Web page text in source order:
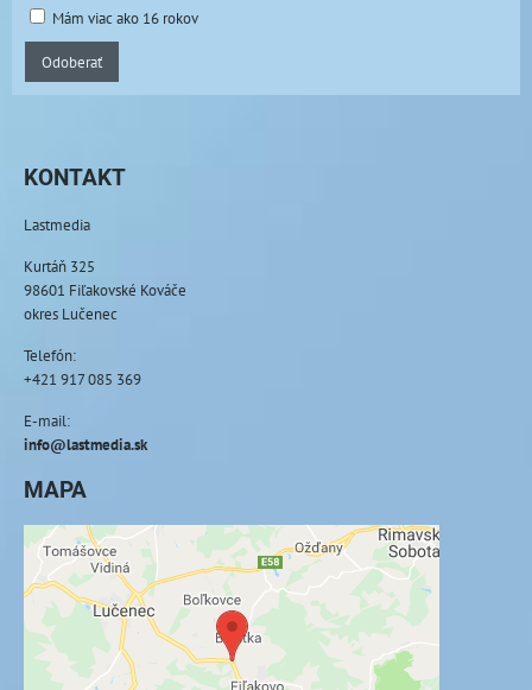
Mám viac ako 16 rokov
Odoberať
KONTAKT
Lastmedia
Kurtáň 325
98601 Fiľakovské Kováče
okres Lučenec
Telefón:
+421 917 085 369
E-mail:
info@lastmedia.sk
MAPA
Externý obsah je blokovaný Voľbami
súkromia
Prajete si načítať externý obsah?